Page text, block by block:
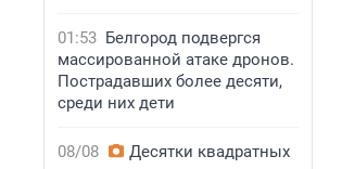
01:53 Белгород подвергся
массированной атаке дронов.
Пострадавших более десяти,
среди них дети
08/08
Десятки квадратных